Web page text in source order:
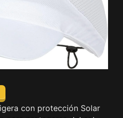
con protección Solar